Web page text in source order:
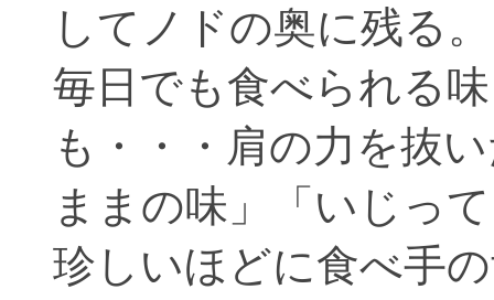
してノドの奥に残る。
毎日でも食べられる
も・・・肩の力を抜
ままの味」「いじっ
珍しいほどに食べ手